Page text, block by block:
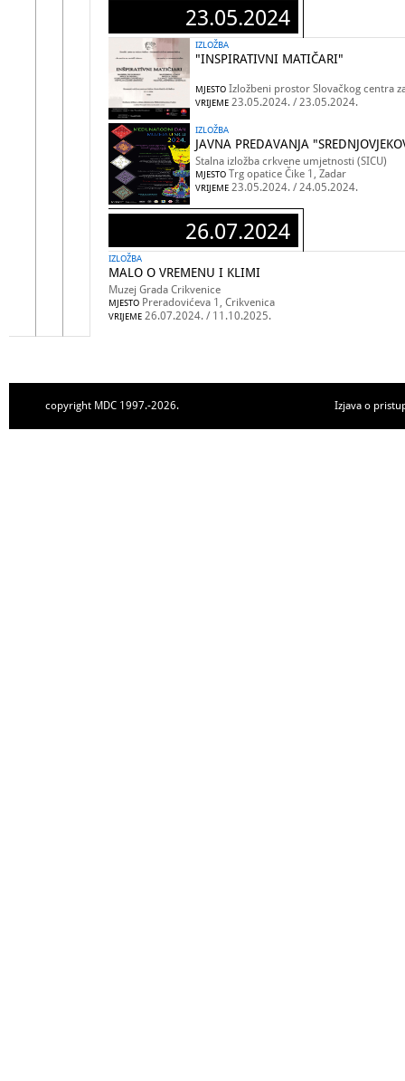
23.05.2024
IZLOŽBA
"INSPIRATIVNI MATIČARI"
MJESTO Izložbeni prostor Slovačkog centra
VRIJEME 23.05.2024. / 23.05.2024.
IZLOŽBA
JAVNA PREDAVANJA
Stalna izložba crkvene umjetnosti (SICU)
MJESTO Trg opatice Čike 1, Zadar
VRIJEME 23.05.2024. / 24.05.2024.
26.07.2024
IZLOŽBA
MALO O VREMENU I KLIMI
Muzej Grada Crikvenice
MJESTO Preradovićeva 1, Crikvenica
VRIJEME 26.07.2024. / 11.10.2025.
copyright MDC 1997.-2026. Izjava o